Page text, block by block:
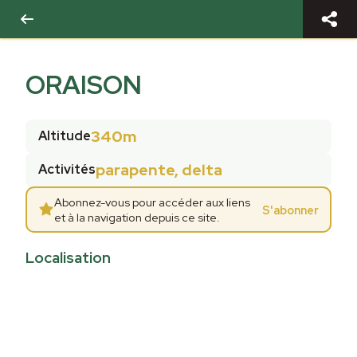
ORAISON
Altitude340m
Activitésparapente, delta
Abonnez-vous pour accéder aux liens
et à la navigation depuis ce site.
S'abonner
Localisation